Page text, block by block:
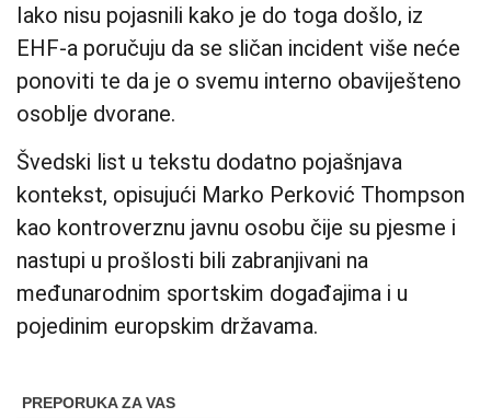
Iako nisu pojasnili kako je do toga došlo, iz
EHF-a poručuju da se sličan incident više neće
ponoviti te da je o svemu interno obaviješteno
osoblje dvorane.
Švedski list u tekstu dodatno pojašnjava
kontekst, opisujući Marko Perković Thompson
kao kontroverznu javnu osobu čije su pjesme i
nastupi u prošlosti bili zabranjivani na
međunarodnim sportskim događajima i u
pojedinim europskim državama.